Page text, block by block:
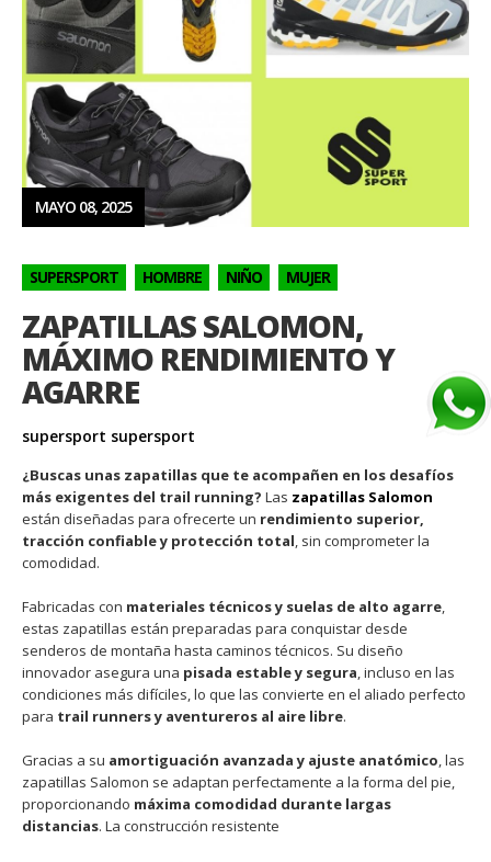
MAYO 08, 2025
SUPERSPORT HOMBRE NIÑO MUJER
ZAPATILLAS SALOMON,
MÁXIMO RENDIMIENTO Y
AGARRE
supersport supersport
¿Buscas unas zapatillas que te acompañen en los desafíos
más exigentes del trail running? Las zapatillas Salomon
están diseñadas para ofrecerte un rendimiento superior,
tracción confiable y protección total, sin comprometer la
comodidad.
Fabricadas con materiales técnicos y suelas de alto agarre,
estas zapatillas están preparadas para conquistar desde
senderos de montaña hasta caminos técnicos. Su diseño
innovador asegura una pisada estable y segura, incluso en las
condiciones más difíciles, lo que las convierte en el aliado perfecto
para trail runners y aventureros al aire libre.
Gracias a su amortiguación avanzada y ajuste anatómico, las
zapatillas Salomon se adaptan perfectamente a la forma del pie,
proporcionando máxima comodidad durante largas
distancias. La construcción resistente